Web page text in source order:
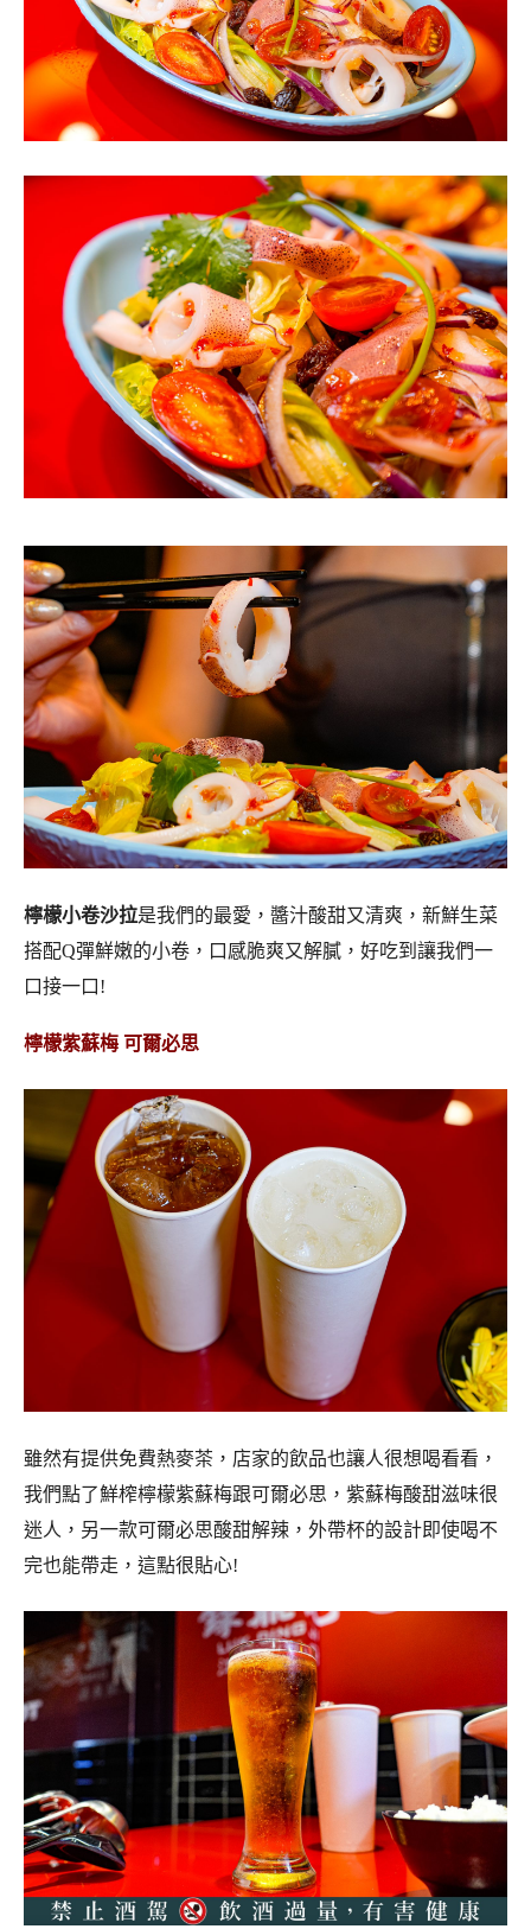
檸檬小卷沙拉是我們的最愛，醬汁酸甜又清爽，新鮮生菜
搭配Q彈鮮嫩的小卷，口感脆爽又解膩，好吃到讓我們一
口接一口!
檸檬紫蘇梅 可爾必思
雖然有提供免費熱麥茶，店家的飲品也讓人很想喝看看，
我們點了鮮榨檸檬紫蘇梅跟可爾必思，紫蘇梅酸甜滋味很
迷人，另一款可爾必思酸甜解辣，外帶杯的設計即使喝不
完也能帶走，這點很貼心!